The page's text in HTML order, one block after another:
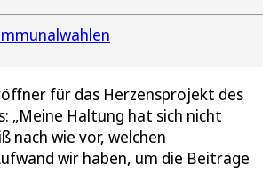
für das Herzensprojekt des
„Meine Haltung hat sich nicht
nach wie vor, welchen
wir haben, um die Beiträge